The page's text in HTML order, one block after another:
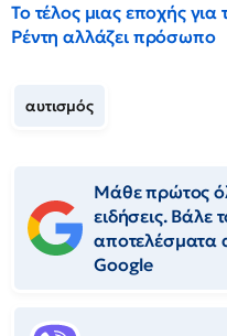
Το τέλος μιας εποχής
Ρέντη αλλάζει πρόσωπο
αυτισμός
Μάθε πρώτος
ειδήσεις. Βάλε
αποτελέσματα
Google